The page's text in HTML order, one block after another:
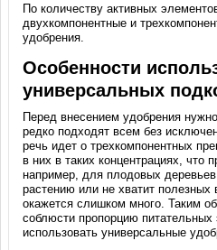
По количеству активных
двухкомпонентные и
удобрения.
Особенности
универсальных
Перед внесением удобрения
редко подходят всем без
речь идет о трехкомпонентных
в них в таких концентрациях, что
например, для плодовых
растению или не хватит
окажется слишком много. Таким
соблюсти пропорцию
использовать универсальные